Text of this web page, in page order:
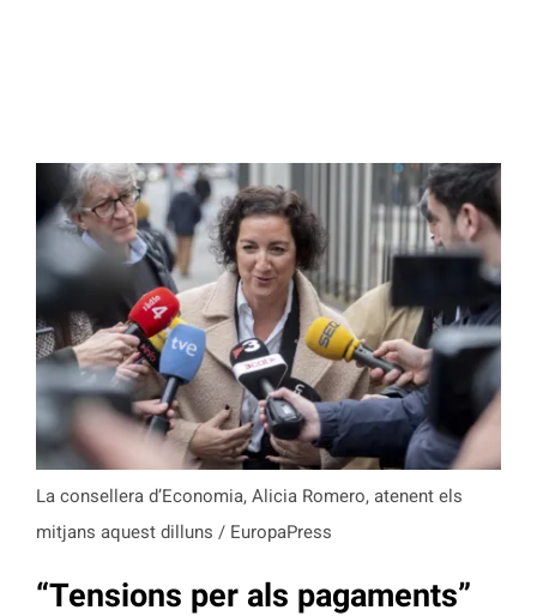
La consellera d’Economia, Alicia Romero, atenent els
mitjans aquest dilluns / EuropaPress
“Tensions per als pagaments”